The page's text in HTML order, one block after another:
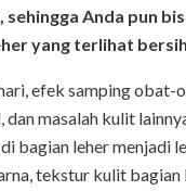
Anda pun
yang terlihat
efek samping obat-
dan masalah kulit
bagian leher menjadi
tekstur kulit bagian